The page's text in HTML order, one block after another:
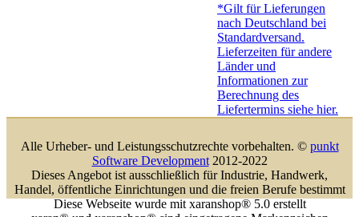
*Gilt für Lieferungen
nach Deutschland bei
Standardversand.
Lieferzeiten für andere
Länder und
Informationen zur
Berechnung des
Liefertermins siehe hier.
Alle Urheber- und Leistungsschutzrechte vorbehalten. © punkt
Software Development2012-2022
Dieses Angebot ist ausschließlich für Industrie, Handwerk,
Handel, öffentliche Einrichtungen und die freien Berufe bestimmt
Diese Webseite wurde mit xaranshop® 5.0 erstellt